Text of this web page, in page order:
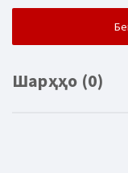
Шарҳҳо (0)